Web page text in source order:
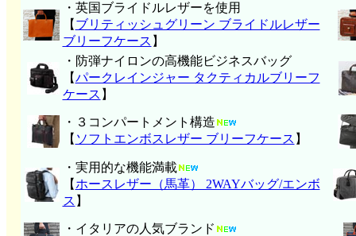
・英国ブライドルレザーを使用
【 ブリティッシュグリーン ブライドルレザー
ブリーフケース 】
・防弾ナイロンの高機能ビジネスバッグ
【パークレインジャー タクティカルブリーフ
ケース 】
・３コンパートメント構造
【 ソフトエンボスレザー ブリーフケース 】
・実用的な機能満載
【 ホースレザー（馬革） 2WAYバッグ/エンボ
ス 】
・イタリアの人気ブランド